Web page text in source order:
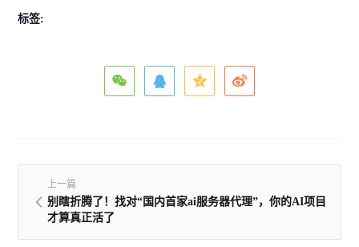
标签:
上一篇
别瞎折腾了！找对“国内首家ai服务器代理”，你的AI项目
才算真正活了